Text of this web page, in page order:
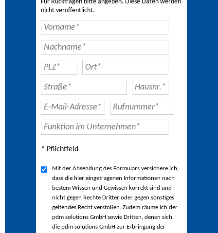
Für Rückfragen bitte angeben. Diese Daten werden
nicht veröffentlicht.
* Pflichtfeld
Mit der Absendung des Formulars versichere ich,
dass die hier eingetragenen Informationen nach
bestem Wissen und Gewissen korrekt sind und
nicht gegen Rechte Dritter oder gegen sonstiges
geltendes Recht verstoßen. Zudem räume ich der
pdm solutions GmbH sowie Dritten, denen sich
die pdm solutions GmbH zur Erbringung der